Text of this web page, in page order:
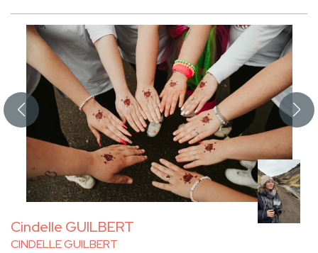
Cindelle GUILBERT
CINDELLE GUILBERT